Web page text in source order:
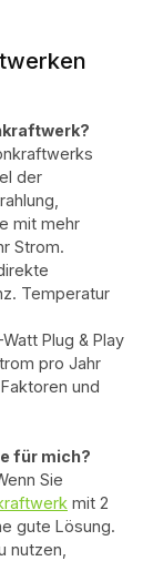
der
mit mehr
Strom.
Temperatur
Plug & Play
pro Jahr
und
für mich?
Sie
mit 2
gute Lösung.
nutzen,